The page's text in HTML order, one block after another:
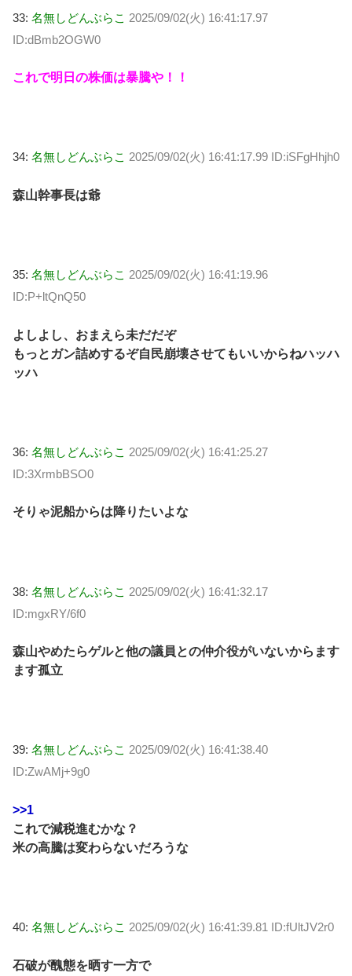
33: 名無しどんぶらこ 2025/09/02(火) 16:41:17.97
ID:dBmb2OGW0
これで明日の株価は暴騰や！！
34: 名無しどんぶらこ 2025/09/02(火) 16:41:17.99 ID:iSFgHhjh0
森山幹事長は爺
35: 名無しどんぶらこ 2025/09/02(火) 16:41:19.96
ID:P+ltQnQ50
よしよし、おまえら未だだぞ
もっとガン詰めするぞ自民崩壊させてもいいからねハッハ
ッハ
36: 名無しどんぶらこ 2025/09/02(火) 16:41:25.27
ID:3XrmbBSO0
そりゃ泥船からは降りたいよな
38: 名無しどんぶらこ 2025/09/02(火) 16:41:32.17
ID:mgxRY/6f0
森山やめたらゲルと他の議員との仲介役がいないからます
ます孤立
39: 名無しどんぶらこ 2025/09/02(火) 16:41:38.40
ID:ZwAMj+9g0
>>1
これで減税進むかな？
米の高騰は変わらないだろうな
40: 名無しどんぶらこ 2025/09/02(火) 16:41:39.81 ID:fUltJV2r0
石破が醜態を晒す一方で